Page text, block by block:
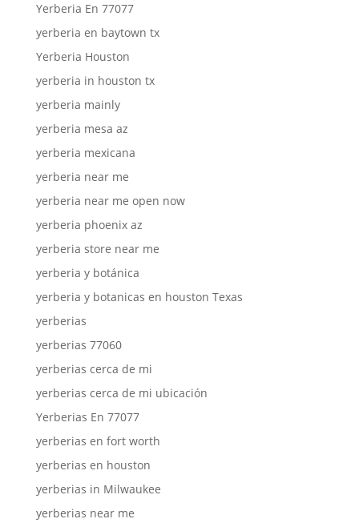
Yerberia En 77077
yerberia en baytown tx
Yerberia Houston
yerberia in houston tx
yerberia mainly
yerberia mesa az
yerberia mexicana
yerberia near me
yerberia near me open now
yerberia phoenix az
yerberia store near me
yerberia y botánica
yerberia y botanicas en houston Texas
yerberias
yerberias 77060
yerberias cerca de mi
yerberias cerca de mi ubicación
Yerberias En 77077
yerberias en fort worth
yerberias en houston
yerberias in Milwaukee
yerberias near me